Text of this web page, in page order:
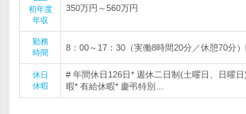
初年度
年収
350万円～560万円
勤務
時間
8：00～17：30（実働8時間20分／休憩70分
休日
休暇
# 年間休日126日* 週休二日制(土曜日、日曜
暇* 有給休暇* 慶弔特別…